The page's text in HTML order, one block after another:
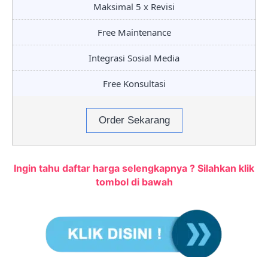
Maksimal 5 x Revisi
Free Maintenance
Integrasi Sosial Media
Free Konsultasi
Order Sekarang
Ingin tahu daftar harga selengkapnya ? Silahkan klik
tombol di bawah